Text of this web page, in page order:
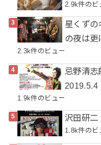
2.9k件のビ
星くずの
の夜は更
2.3k件のビュー
忌野清
2019.5.4
1.9k件のビュー
沢田研二
1.8k件のビ